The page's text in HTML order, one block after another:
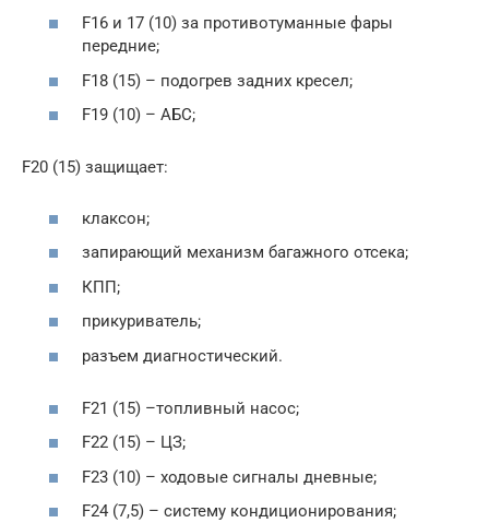
F16 и 17 (10) за противотуманные фары
передние;
F18 (15) – подогрев задних кресел;
F19 (10) – АБС;
F20 (15) защищает:
клаксон;
запирающий механизм багажного отсека;
КПП;
прикуриватель;
разъем диагностический.
F21 (15) –топливный насос;
F22 (15) – ЦЗ;
F23 (10) – ходовые сигналы дневные;
F24 (7,5) – систему кондиционирования;